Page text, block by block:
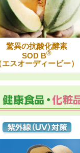
驚異の抗酸化酵素
SOD B®
エスオーディービー）